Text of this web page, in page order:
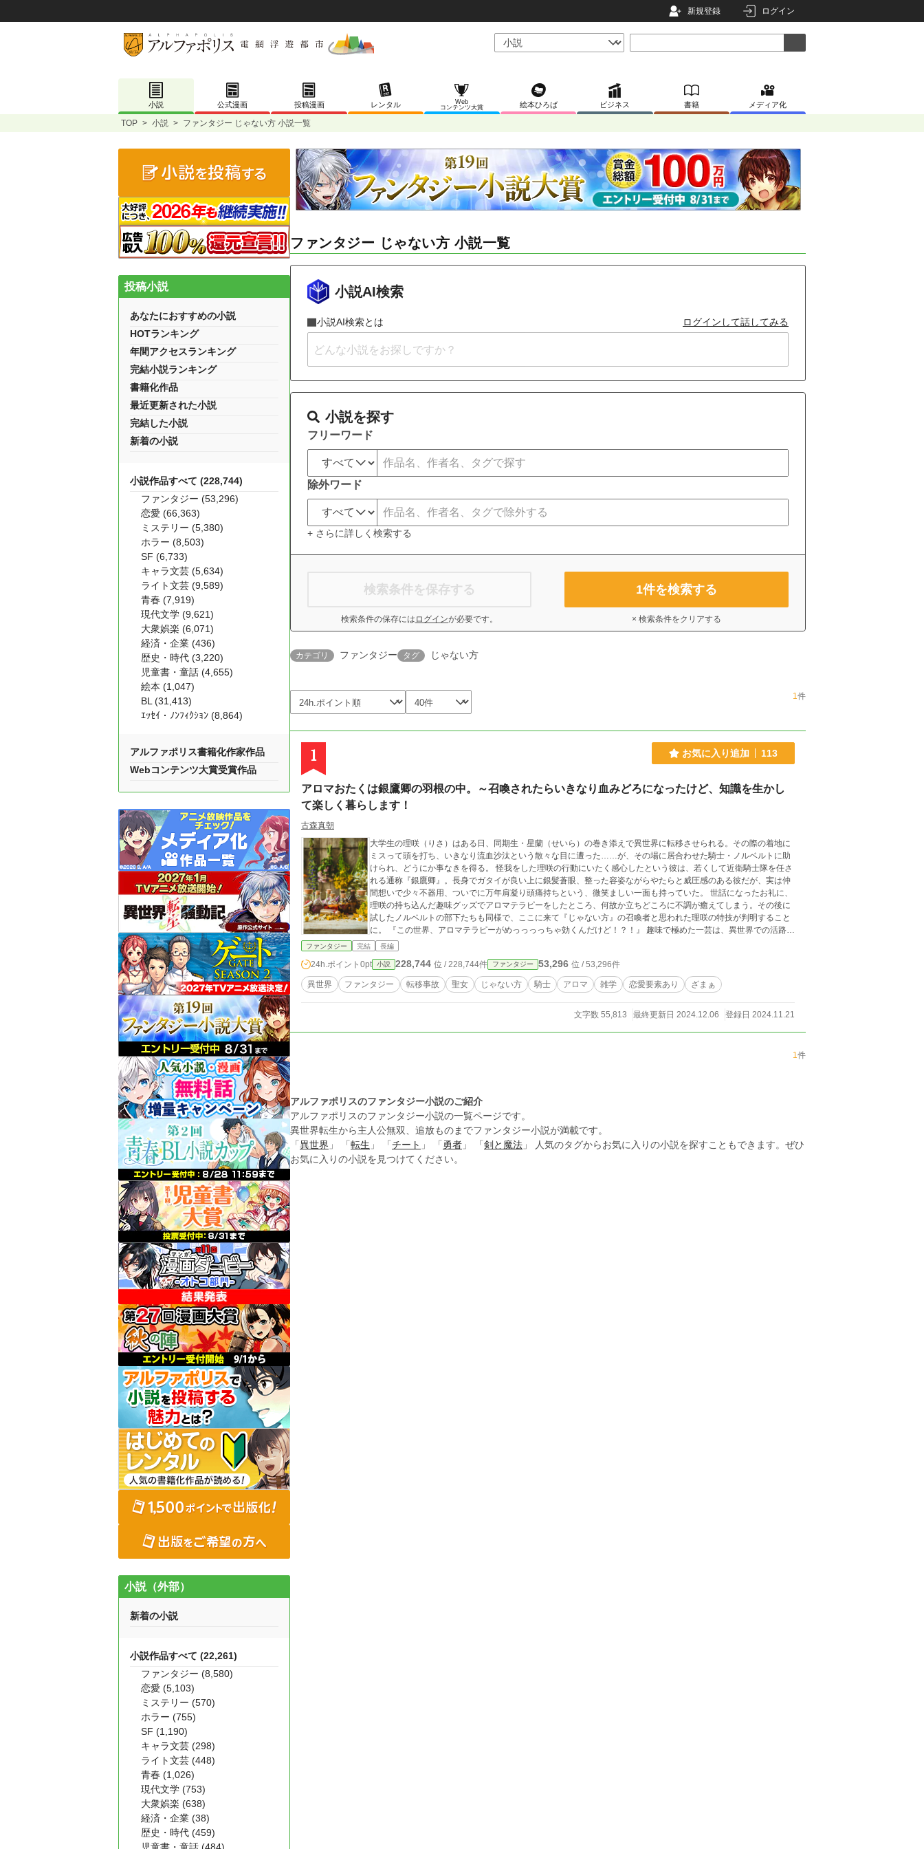
新規登録 ログイン
小説 公式漫画 投稿漫画 レンタル
Web
コンテンツ大賞
絵本ひろば ビジネス 書籍 メディア化
TOP > 小説 > ファンタジー じゃない方 小説一覧
ファンタジー じゃない方 小説一覧
小説AI検索
小説AI検索とは ログインして話してみる
小説を探す
フリーワード
除外ワード
+ さらに詳しく検索する
検索条件を保存する
検索条件の保存には ログインが必要です。
1件を検索する
× 検索条件をクリアする
カテゴリ ファンタジー タグ じゃない方
1件
1 お気に入り追加 113
アロマおたくは銀鷹卿の羽根の中。～召喚されたらいきなり血みどろになったけど、知識を生かし
て楽しく暮らします！
古森真朝
大学生の理咲（りさ）はある日、同期生・星蘭（せいら）の巻き添えで異世界に転移させられる。その際の着地に
ミスって頭を打ち、いきなり流血沙汰という散々な目に遭った……が、その場に居合わせた騎士・ノルベルトに助
けられ、どうにか事なきを得る。 怪我をした理咲の行動にいたく感心したという彼は、若くして近衛騎士隊を任さ
れる通称『銀鷹卿』。長身でガタイが良い上に銀髪蒼眼、整った容姿ながらやたらと威圧感のある彼だが、実は仲
間想いで少々不器用、ついでに万年肩凝り頭痛持ちという、微笑ましい一面も持っていた。 世話になったお礼に、
理咲の持ち込んだ趣味グッズでアロマテラピーをしたところ、何故か立ちどころに不調が癒えてしまう。その後に
試したノルベルトの部下たちも同様で、ここに来て『じゃない方』の召喚者と思われた理咲の特技が判明すること
に。 『この世界、アロマテラピーがめっっっっちゃ効くんだけど！？！』 趣味で極めた一芸は、異世界での活路を
切り開けるのか。ついでに何かと手を貸してくれつつ、そこそこ付き合いの長い知人たちもびっくりの溺愛を見せ
ファンタジー 完結 長編
24h.ポイント 0pt 小説 228,744 位 / 228,744件 ファンタジー 53,296 位 / 53,296件
異世界 ファンタジー 転移事故 聖女 じゃない方 騎士 アロマ 雑学 恋愛要素あり ざまぁ
文字数 55,813 最終更新日 2024.12.06 登録日 2024.11.21
1件
アルファポリスのファンタジー小説のご紹介
アルファポリスのファンタジー小説の一覧ページです。
異世界転生から主人公無双、追放ものまでファンタジー小説が満載です。
「 異世界 」 「 転生 」 「 チート 」 「 勇者 」 「 剣と魔法 」 人気のタグからお気に入りの小説を探すこともできます。ぜひ
お気に入りの小説を見つけてください。
投稿小説
あなたにおすすめの小説
HOTランキング
年間アクセスランキング
完結小説ランキング
書籍化作品
最近更新された小説
完結した小説
新着の小説
小説作品すべて (228,744)
ファンタジー (53,296)
恋愛 (66,363)
ミステリー (5,380)
ホラー (8,503)
SF (6,733)
キャラ文芸 (5,634)
ライト文芸 (9,589)
青春 (7,919)
現代文学 (9,621)
大衆娯楽 (6,071)
経済・企業 (436)
歴史・時代 (3,220)
児童書・童話 (4,655)
絵本 (1,047)
BL (31,413)
ｴｯｾｲ・ﾉﾝﾌｨｸｼｮﾝ (8,864)
アルファポリス書籍化作家作品
Webコンテンツ大賞受賞作品
小説（外部）
新着の小説
小説作品すべて (22,261)
ファンタジー (8,580)
恋愛 (5,103)
ミステリー (570)
ホラー (755)
SF (1,190)
キャラ文芸 (298)
ライト文芸 (448)
青春 (1,026)
現代文学 (753)
大衆娯楽 (638)
経済・企業 (38)
歴史・時代 (459)